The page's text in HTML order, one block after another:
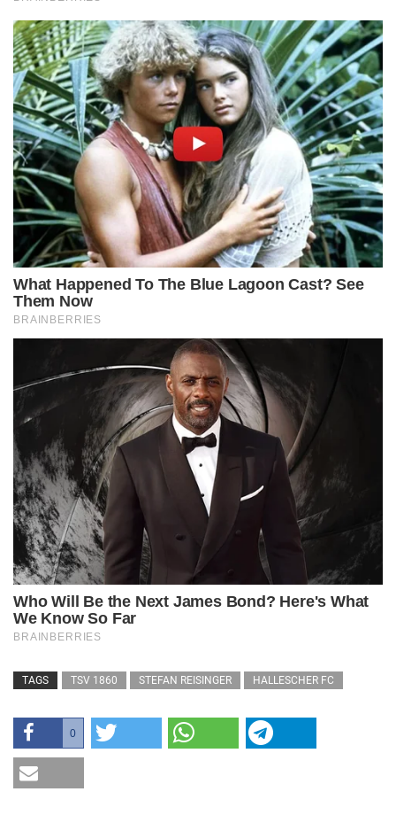
TAGS TSV 1860 STEFAN REISINGER HALLESCHER FC
0